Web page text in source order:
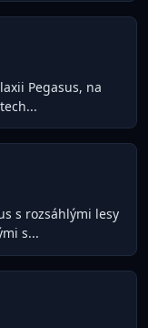
Pegasus, na
s rozsáhlými lesy
s...